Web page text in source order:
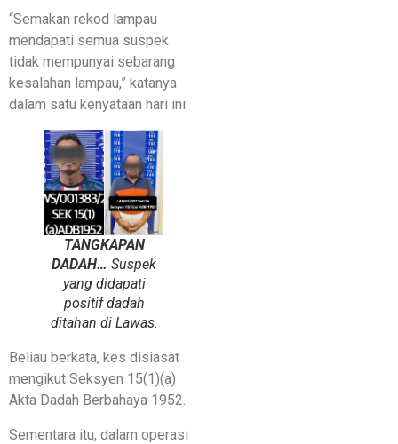
“Semakan rekod lampau
mendapati semua suspek
tidak mempunyai sebarang
kesalahan lampau,” katanya
dalam satu kenyataan hari ini.
TANGKAPAN
DADAH… Suspek
yang didapati
positif dadah
ditahan di Lawas.
Beliau berkata, kes disiasat
mengikut Seksyen 15(1)(a)
Akta Dadah Berbahaya 1952.
Sementara itu, dalam operasi